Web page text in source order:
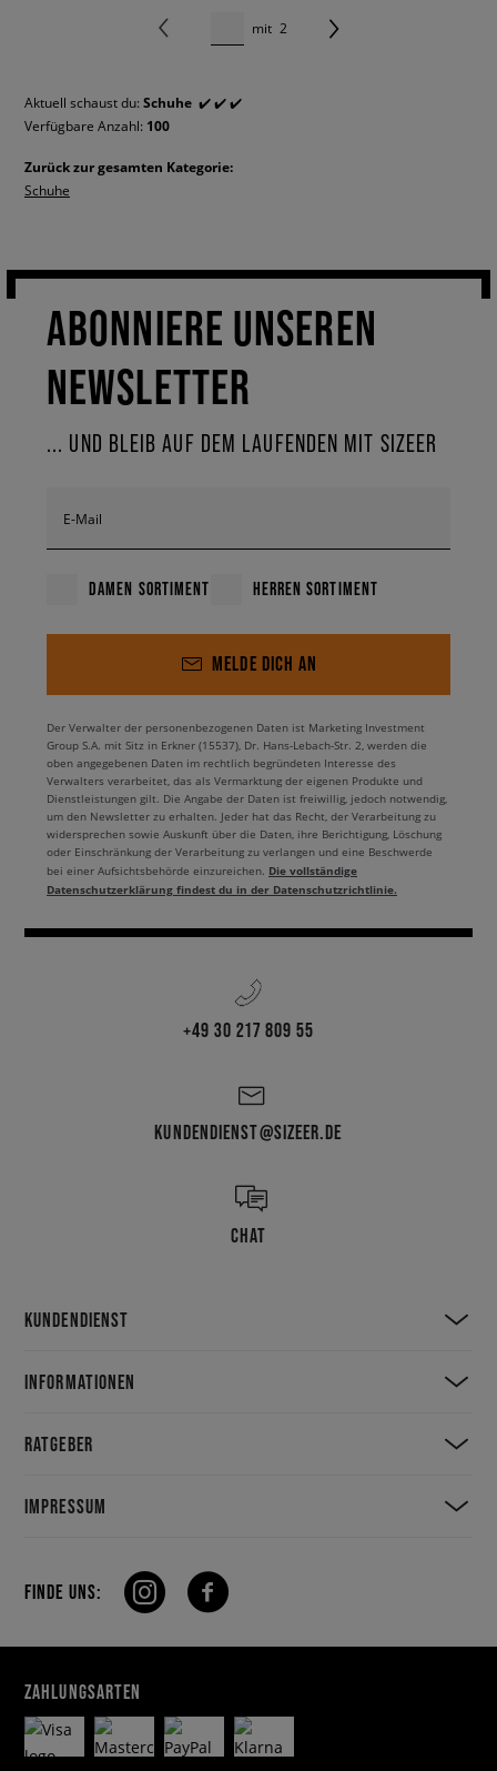
mit 2
Aktuell schaust du: Schuhe ✔️ ✔️ ✔️
Verfügbare Anzahl: 100
Zurück zur gesamten Kategorie:
Schuhe
ABONNIERE UNSEREN
NEWSLETTER
... UND BLEIB AUF DEM LAUFENDEN MIT SIZEER
E-Mail
DAMEN SORTIMENT HERREN SORTIMENT
MELDE DICH AN
Der Verwalter der personenbezogenen Daten ist Marketing Investment
Group S.A. mit Sitz in Erkner (15537), Dr. Hans-Lebach-Str. 2, werden die
oben angegebenen Daten im rechtlich begründeten Interesse des
Verwalters verarbeitet, das als Vermarktung der eigenen Produkte und
Dienstleistungen gilt. Die Angabe der Daten ist freiwillig, jedoch notwendig,
um den Newsletter zu erhalten. Jeder hat das Recht, der Verarbeitung zu
widersprechen sowie Auskunft über die Daten, ihre Berichtigung, Löschung
oder Einschränkung der Verarbeitung zu verlangen und eine Beschwerde
bei einer Aufsichtsbehörde einzureichen. Die vollständige
Datenschutzerklärung findest du in der Datenschutzrichtlinie.
+49 30 217 809 55
KUNDENDIENST@SIZEER.DE
CHAT
KUNDENDIENST
INFORMATIONEN
RATGEBER
IMPRESSUM
FINDE UNS:
ZAHLUNGSARTEN